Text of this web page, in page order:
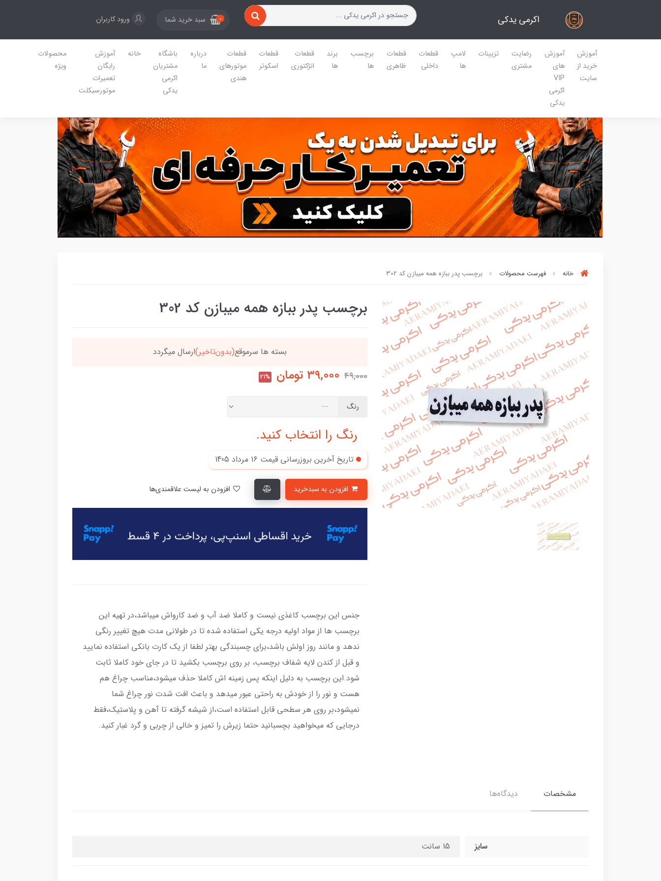
اکرمی یدکی 0 سبد خرید شما ورود کاربران
آموزش
خرید از
سایت
آموزش
های
VIP
اکرمی
یدکی
رضایت
مشتری
تزیینات
لامپ
ها
قطعات
داخلی
قطعات
ظاهری
برچسب
ها
برند
ها
قطعات
انژکتوری
قطعات
اسکوتر
قطعات
موتورهای
هندی
درباره
ما
باشگاه
مشتریان
اکرمی
یدکی
خانه
آموزش
رایگان
تعمیرات
موتورسیکلت
محصولات
ویژه
خانه فهرست محصولات برچسب پدر ببازه همه میبازن کد 302
برچسب پدر ببازه همه میبازن کد 302
بسته ها سرموقع (بدون‌تاخیر)ارسال میگردد خریدتو به5میلیون برسون،ارسالت‌رایگانه
49,000
39,000 تومان 21%
رنگ
رنگ را انتخاب کنید.
تاریخ آخرین بروزرسانی قیمت 16 مرداد 1405
جنس این برچسب کاغذی نیست و کاملا ضد آب و ضد کارواش میباشد،در تهیه این
برچسب ها از مواد اولیه درجه یکی استفاده شده تا در طولانی مدت هیچ تغییر رنگی
ندهد و مانند روز اولش باشد،برای چسبندگی بهتر لطفا از یک کارت بانکی استفاده نمایید
و قبل از کندن لایه شفاف برچسب، بر روی برچسب بکشید تا در جای خود کاملا ثابت
شود.این برچسب به دلیل اینکه پس زمینه اش کاملا حذف میشود،مناسب چراغ هم
هست و نور را از خودش به راحتی عبور میدهد و باعث افت شدت نور چراغ شما
نمیشود،بر روی هر سطحی قابل استفاده است،از شیشه گرفته تا آهن و پلاستیک،فقط
درجایی که میخواهید بچسبانید حتما زیرش را تمیز و خالی از چربی و گرد غبار کنید.
مشخصات دیدگاه‌ها
سایز 15 سانت